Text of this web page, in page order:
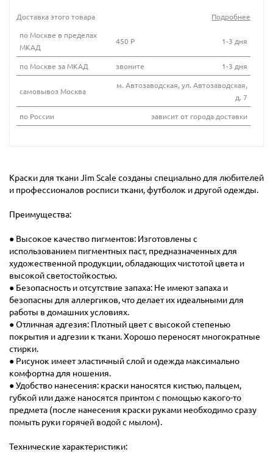
Доставка этого товара
Подробнее
по Москве в пределах
МКАД
450 Р 1-3 дня
по Москве за МКАД звоните 1-3 дня
самовывоз Москва
м. Автозаводская, ул. Автозаводская,
д. 7
по России
зависит от города доставки
Краски для ткани Jim Scale созданы специально для любителей
и профессионалов росписи ткани, футболок и другой одежды.
Преимущества:
● Высокое качество пигментов: Изготовлены с
использованием пигментных паст, предназначенных для
художественной продукции, обладающих чистотой цвета и
высокой светостойкостью.
● Безопасность и отсутствие запаха: Не имеют запаха и
безопасны для аллергиков, что делает их идеальными для
работы в домашних условиях.
● Отличная адгезия: Плотный цвет с высокой степенью
покрытия и адгезии к ткани. Хорошо переносят многократные
стирки.
● Рисунок имеет эластичный слой и одежда максимально
комфортна для ношения.
● Удобство нанесения: краски наносятся кистью, пальцем,
губкой или даже наносятся принтом с помощью какого-то
предмета (после нанесения краски руками необходимо сразу
помыть руки горячей водой с мылом).
Технические характеристики: